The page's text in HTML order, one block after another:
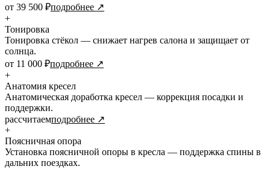
от 39 500 ₽подробнее ↗
+
Тонировка
Тонировка стёкол — снижает нагрев салона и защищает от
солнца.
от 11 000 ₽подробнее ↗
+
Анатомия кресел
Анатомическая доработка кресел — коррекция посадки и
поддержки.
рассчитаемподробнее ↗
+
Поясничная опора
Установка поясничной опоры в кресла — поддержка спины в
дальних поездках.